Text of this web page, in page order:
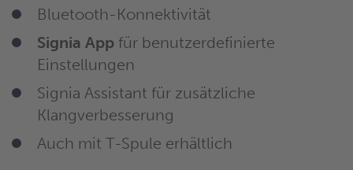
Bluetooth-Konnektivität
Signia App für benutzerdefinierte
Einstellungen
Signia Assistant für zusätzliche
Klangverbesserung
Auch mit T-Spule erhältlich